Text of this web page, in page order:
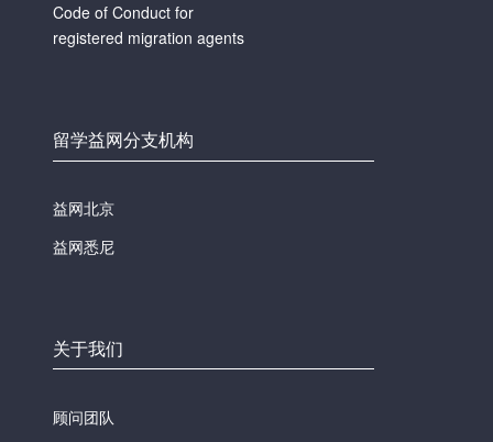
Code of Conduct for
registered migration agents
留学益网分支机构
益网北京
益网悉尼
关于我们
顾问团队